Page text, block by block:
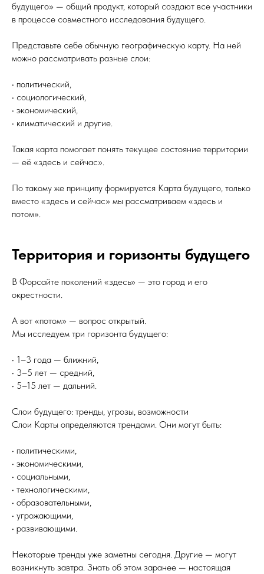
будущего» — общий продукт, который создают все участники
в процессе совместного исследования будущего.
Представьте себе обычную географическую карту. На ней
можно рассматривать разные слои:
• политический,
• социологический,
• экономический,
• климатический и другие.
Такая карта помогает понять текущее состояние территории
— её «здесь и сейчас».
По такому же принципу формируется Карта будущего, только
вместо «здесь и сейчас» мы рассматриваем «здесь и
потом».
Территория и горизонты будущего
В Форсайте поколений «здесь» — это город и его
окрестности.
А вот «потом» — вопрос открытый.
Мы исследуем три горизонта будущего:
• 1–3 года — ближний,
• 3–5 лет — средний,
• 5–15 лет — дальний.
Слои будущего: тренды, угрозы, возможности
Слои Карты определяются трендами. Они могут быть:
• политическими,
• экономическими,
• социальными,
• технологическими,
• образовательными,
• угрожающими,
• развивающими.
Некоторые тренды уже заметны сегодня. Другие — могут
возникнуть завтра. Знать об этом заранее — настоящая